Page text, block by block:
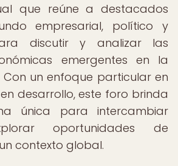
que reúne a destacados
empresarial, político y
discutir y analizar las
emergentes en la
Con un enfoque particular en
desarrollo, este foro brinda
única para intercambiar
oportunidades de
contexto global.